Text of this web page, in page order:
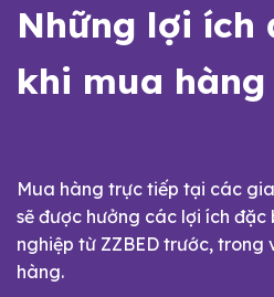
Những lợi ích
khi mua
Mua hàng trực tiếp tại các
sẽ được hưởng các lợi ích đặc
nghiệp từ ZZBED trước, trong
hàng.